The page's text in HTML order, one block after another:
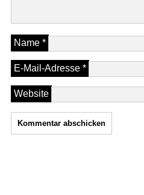
Name *
E-Mail-Adresse *
Website